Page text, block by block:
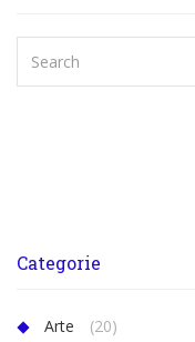
Categorie
Arte
(20)